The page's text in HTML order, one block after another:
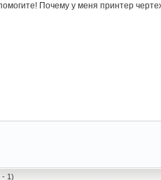
Почему у меня принтер
- 1)